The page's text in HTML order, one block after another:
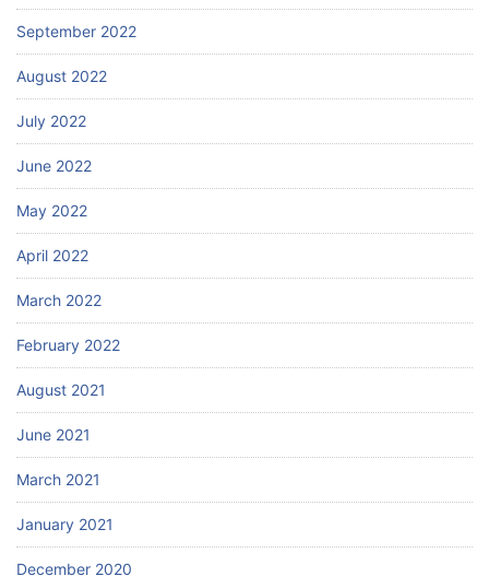
September 2022
August 2022
July 2022
June 2022
May 2022
April 2022
March 2022
February 2022
August 2021
June 2021
March 2021
January 2021
December 2020